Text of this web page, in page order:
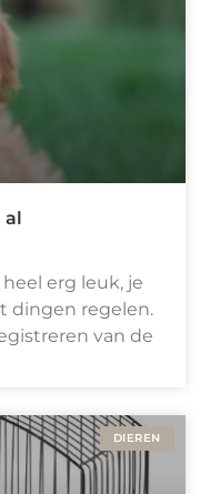
al
erg leuk, je
dingen regelen.
van de
DIEREN